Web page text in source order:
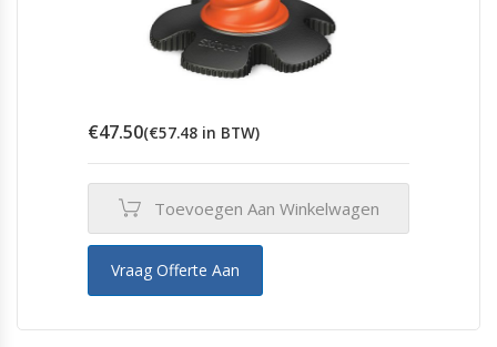
€47.50(€57.48 in BTW)
Toevoegen Aan Winkelwagen
Vraag Offerte Aan